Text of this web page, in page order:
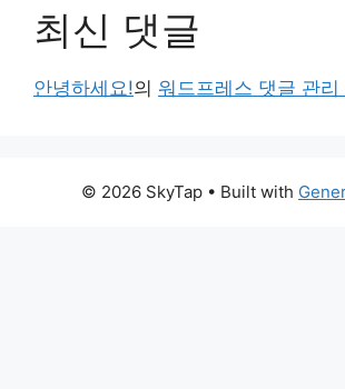
최신 댓글
안녕하세요!의 워드프레스 댓글 관리
© 2026 SkyTap • Built with